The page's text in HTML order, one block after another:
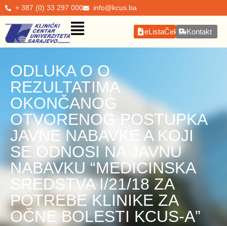
+ 387 (0) 33 297 000 info@kcus.ba
eListaČekanjaKontakt
ODLUKA O O
REZULTATIMA
OKONČANOG
OTVORENOG POSTUPKA
JAVNE NABAVKE A KOJI
SE ODNOSI NA JAVNU
NABAVKU “MEDICINSKA
SREDSTVA I/21/18 ZA
POTREBE KLINIKE ZA
OČNE BOLESTI KCUS-A”